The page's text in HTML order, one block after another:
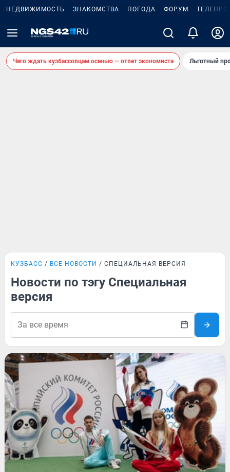
НЕДВИЖИМОСТЬ ЗНАКОМСТВА ПОГОДА ФОРУМ
Чего ждать кузбассовцам осенью — ответ экономиста Льготный
КУЗБАСС ВСЕ НОВОСТИ СПЕЦИАЛЬНАЯ ВЕРСИЯ
Новости по тэгу Специальная
версия